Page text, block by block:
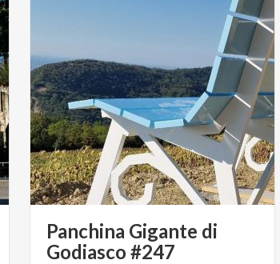
Panchina Gigante di
Godiasco #247